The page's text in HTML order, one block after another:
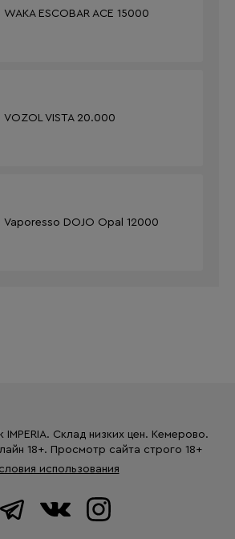
WAKA ESCOBAR ACE 15000
VOZOL VISTA 20.000
Vaporesso DOJO Opal 12000
Склад низких цен. Кемерово.
18+. Просмотр сайта строго 18+
использования